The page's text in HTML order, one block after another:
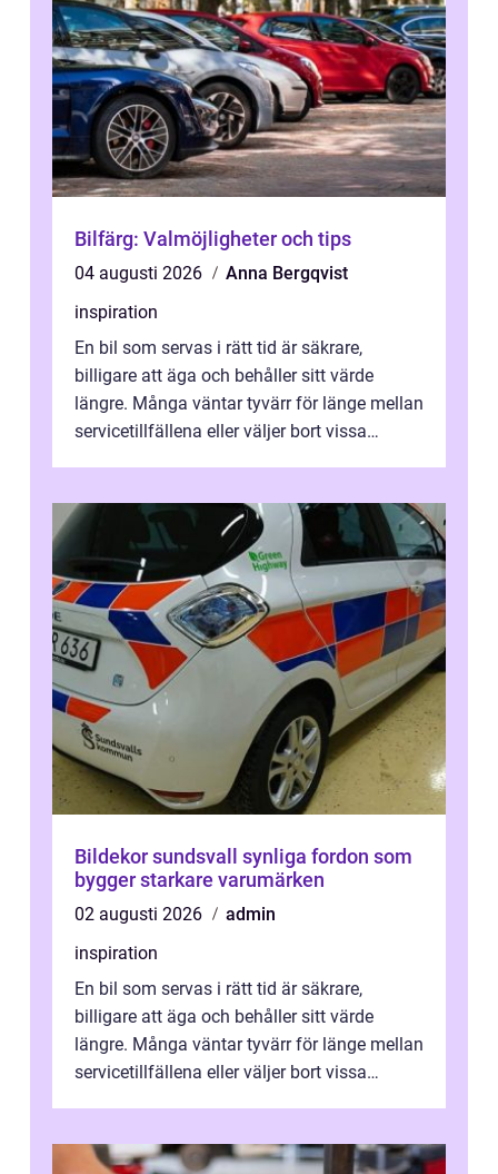
Bilfärg: Valmöjligheter och tips
04 augusti 2026
Anna Bergqvist
inspiration
En bil som servas i rätt tid är säkrare,
billigare att äga och behåller sitt värde
längre. Många väntar tyvärr för länge mellan
servicetillfällena eller väljer bort vissa
Bildekor sundsvall synliga fordon som
bygger starkare varumärken
02 augusti 2026
admin
inspiration
En bil som servas i rätt tid är säkrare,
billigare att äga och behåller sitt värde
längre. Många väntar tyvärr för länge mellan
servicetillfällena eller väljer bort vissa